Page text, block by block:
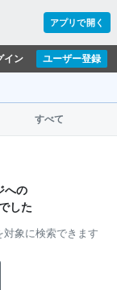
アプリで開く
ユーザー登録
イン
すべて
への
した
対象に検索できます